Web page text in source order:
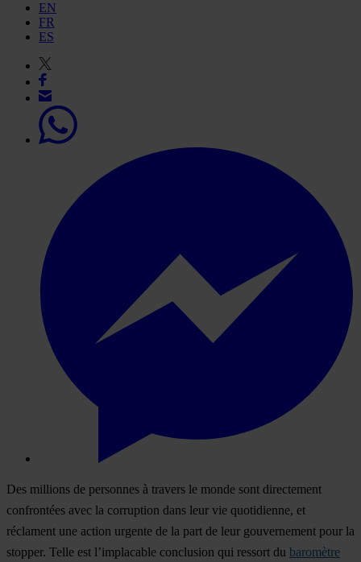
EN
FR
ES
Des millions de personnes à travers le monde sont directement
confrontées avec la corruption dans leur vie quotidienne, et
réclament une action urgente de la part de leur gouvernement pour la
stopper. Telle est l’implacable conclusion qui ressort du baromètre